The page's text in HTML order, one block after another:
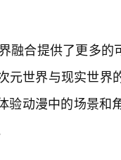
融合提供了更多
元世界与现实世界
验动漫中的场景和